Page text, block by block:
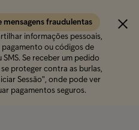
mensagens fraudulentas
informações pessoais,
ou códigos de
Se receber um pedido
proteger contra as burlas,
Sessão", onde pode ver
pagamentos seguros.